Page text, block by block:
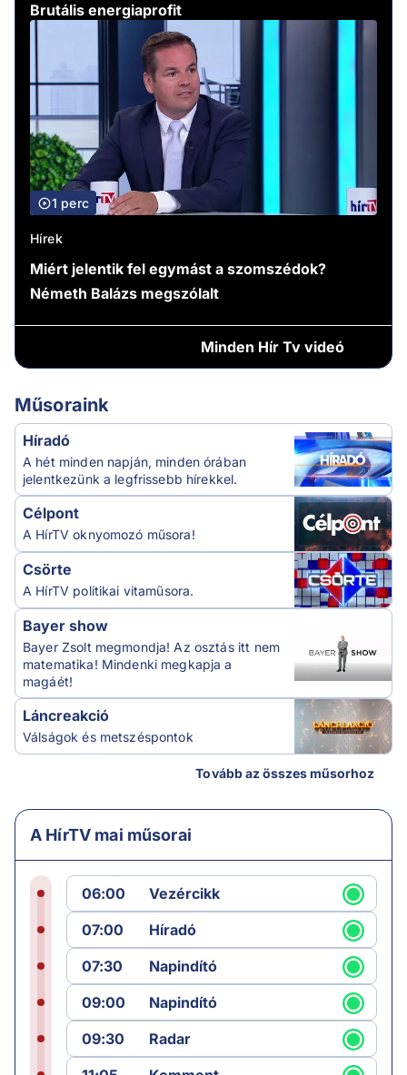
Brutális energiaprofit
1 perc
Hírek
Miért jelentik fel egymást a szomszédok?
Németh Balázs megszólalt
Minden Hír Tv videó
Műsoraink
Híradó
A hét minden napján, minden órában
jelentkezünk a legfrissebb hírekkel.
Célpont
A HírTV oknyomozó műsora!
Csörte
A HírTV politikai vitaműsora.
Bayer show
Bayer Zsolt megmondja! Az osztás itt nem
matematika! Mindenki megkapja a
magáét!
Láncreakció
Válságok és metszéspontok
Tovább az összes műsorhoz
A HírTV mai műsorai
06:00
Vezércikk
07:00
Híradó
07:30
Napindító
09:00
Napindító
09:30
Radar